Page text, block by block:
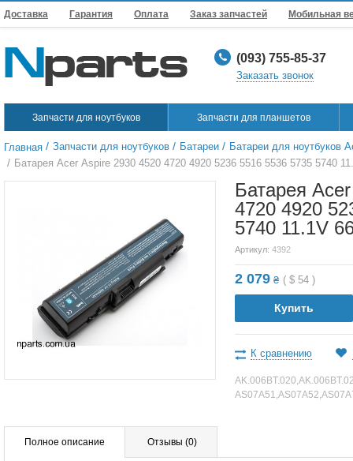
Доставка Гарантия Оплата Заказ запчастей Мобильная
(093) 755-85-37
Заказать звонок
Запчасти для ноутбуков Запчасти для планшетов
Главная / Запчасти для ноутбуков / Батареи / Батареи для ноутбуков
/ Батарея Acer Aspire 2930 4520 4720 4920 5236 5516 5536 5735 5740
Батарея
4720 4920
5740 11.1V
Артикул: 4392
2 079 ₴ ( $ 54)
Купить
К сравнению
Полное описание Отзывы (0)